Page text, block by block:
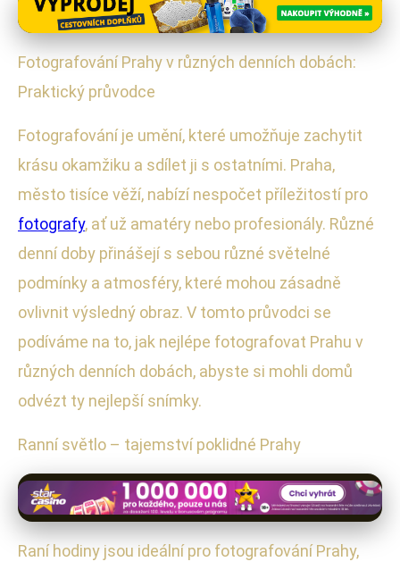
Fotografické Průvodce Prahou
Fotografický Průvodce: Jak
Nejlépe Zachytit Krásu Prahy
Fotografování Prahy v různých denních dobách:
Praktický průvodce
Fotografování je umění, které umožňuje zachytit
krásu okamžiku a sdílet ji s ostatními. Praha,
město tisíce věží, nabízí nespočet příležitostí pro
fotografy, ať už amatéry nebo profesionály. Různé
denní doby přinášejí s sebou různé světelné
podmínky a atmosféry, které mohou zásadně
ovlivnit výsledný obraz. V tomto průvodci se
podíváme na to, jak nejlépe fotografovat Prahu v
různých denních dobách, abyste si mohli domů
odvézt ty nejlepší snímky.
Ranní světlo – tajemství poklidné Prahy
Raní hodiny jsou ideální pro fotografování Prahy,